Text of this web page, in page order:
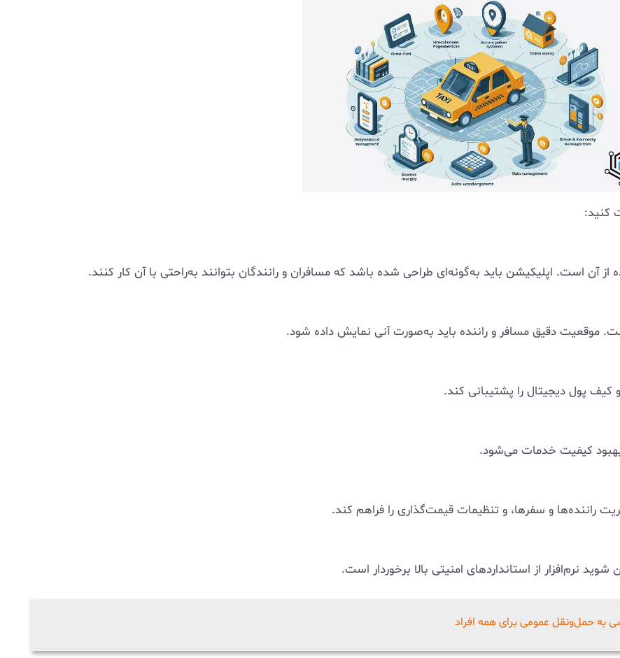
کنید:
از آن است. اپلیکیشن باید به‌گونه‌ای طراحی شده باشد که مسافران و رانندگان بتوانند به‌راحتی با آن کار کنند.
موقعیت دقیق مسافر و راننده باید به‌صورت آنی نمایش داده شود.
کیف پول دیجیتال را پشتیبانی کند.
بهبود کیفیت خدمات می‌شود.
راننده‌ها و سفرها، و تنظیمات قیمت‌گذاری را فراهم کند.
از استانداردهای امنیتی بالا برخوردار است.
به حمل‌ونقل عمومی برای همه افراد